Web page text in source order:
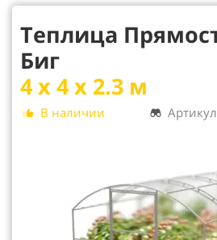
Теплица
Биг
4 х 4 х 2.3 м
В наличии